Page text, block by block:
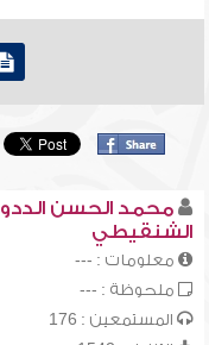
محمد الحسن الددو
الشنقيطي
معلومات : ---
ملحوظة : ---
المستمعين : 176